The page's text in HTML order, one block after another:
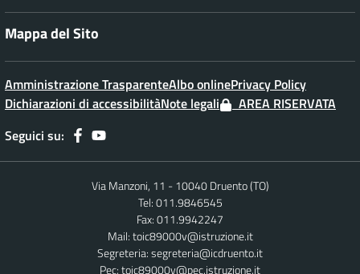
Mappa del Sito
Amministrazione TrasparenteAlbo onlinePrivacy Policy
Dichiarazioni di accessibilitàNote legali
AREA RISERVATA
Seguici su:
Via Manzoni, 11 - 10040 Druento (TO)
Tel: 011.9846545
Fax: 011.9942247
Mail:toic89000v@istruzione.it
Segreteria:segreteria@icdruento.it
Pec:toic89000v@pec.istruzione.it